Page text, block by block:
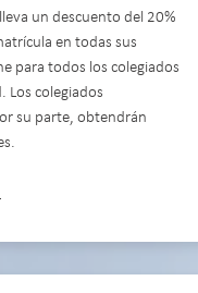
un descuento del 20%
en todas sus
para todos los colegiados
Los colegiados
su parte, obtendrán